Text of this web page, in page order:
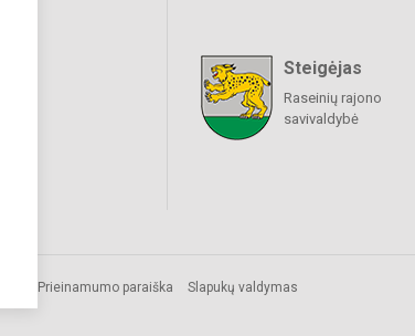
Steigėjas
Raseinių rajono
savivaldybė
Prieinamumo paraiška Slapukų valdymas